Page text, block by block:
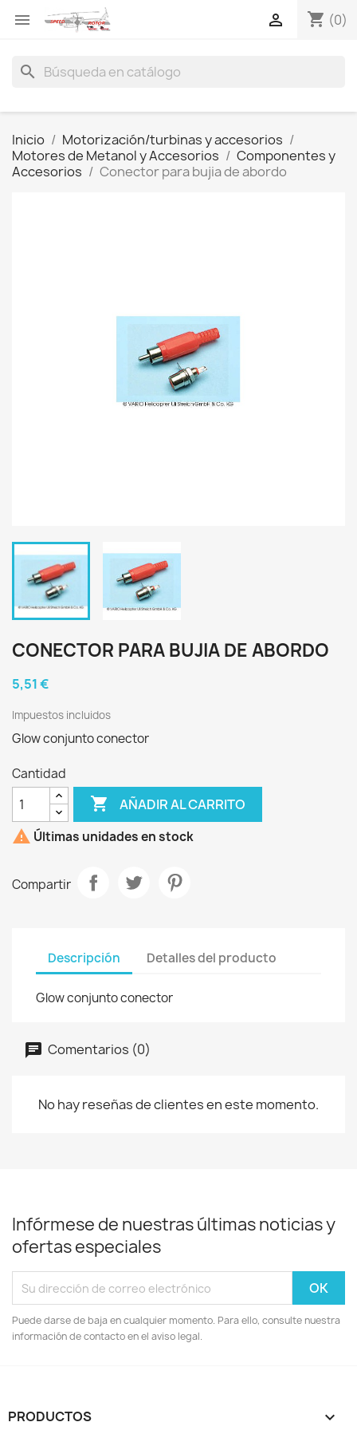
 shopping_cart (0)

search
Inicio
Motorización/turbinas y accesorios
Motores de Metanol y Accesorios
Componentes y
Accesorios
Conector para bujia de abordo
CONECTOR PARA BUJIA DE ABORDO
5,51 €
Impuestos incluidos
Glow conjunto conector
Cantidad
 AÑADIR AL CARRITO
 Últimas unidades en stock
Compartir
Descripción Detalles del producto
Glow conjunto conector
Comentarios (0)
No hay reseñas de clientes en este momento.
Infórmese de nuestras últimas noticias y
ofertas especiales
Puede darse de baja en cualquier momento. Para ello, consulte nuestra
información de contacto en el aviso legal.
PRODUCTOS 